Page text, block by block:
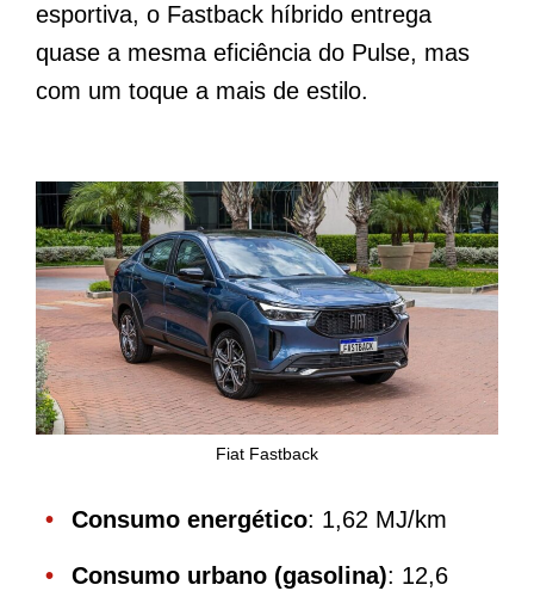
esportiva, o Fastback híbrido entrega
quase a mesma eficiência do Pulse, mas
com um toque a mais de estilo.
Fiat Fastback
Consumo energético: 1,62 MJ/km
Consumo urbano (gasolina): 12,6